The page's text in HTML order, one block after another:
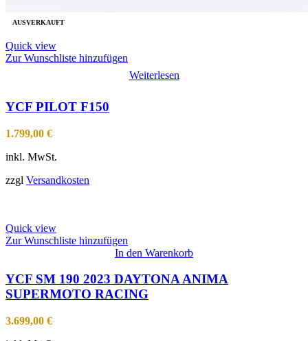
AUSVERKAUFT
Quick view
Zur Wunschliste hinzufügen
Weiterlesen
YCF PILOT F150
1.799,00 €
inkl. MwSt.
zzgl Versandkosten
Quick view
Zur Wunschliste hinzufügen
In den Warenkorb
YCF SM 190 2023 DAYTONA ANIMA
SUPERMOTO RACING
3.699,00 €